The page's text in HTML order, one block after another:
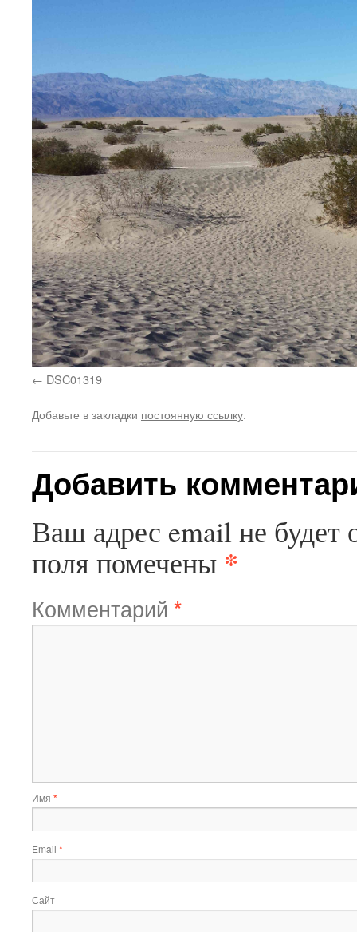
DSC01319
Добавьте в закладки постоянную ссылку.
Добавить
Ваш адрес email не будет
поля помечены *
Комментарий *
Имя *
Email *
Сайт